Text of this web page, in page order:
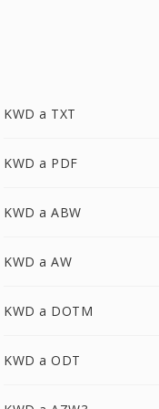
KWD a TXT
KWD a PDF
KWD a ABW
KWD a AW
KWD a DOTM
KWD a ODT